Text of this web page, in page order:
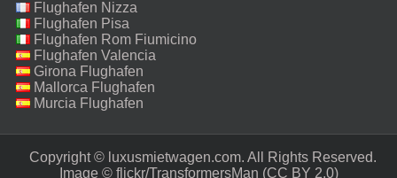
Flughafen Nizza
Flughafen Pisa
Flughafen Rom Fiumicino
Flughafen Valencia
Girona Flughafen
Mallorca Flughafen
Murcia Flughafen
Copyright © luxusmietwagen.com. All Rights Reserved.‎
Image © flickr/TransformersMan (CC BY 2.0)‎